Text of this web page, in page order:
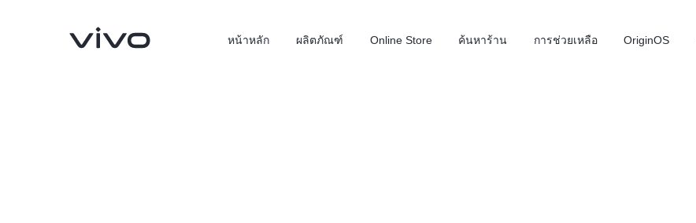
หน้าหลัก ผลิตภัณฑ์ Online Store ค้นหาร้าน การช่วยเหลือ OriginOS